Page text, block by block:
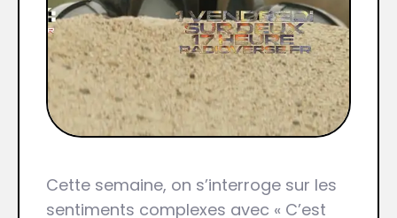
Cette semaine, on s’interroge sur les
sentiments complexes avec « C’est